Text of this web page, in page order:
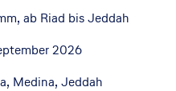
ab Riad bis Jeddah
2026
Medina, Jeddah